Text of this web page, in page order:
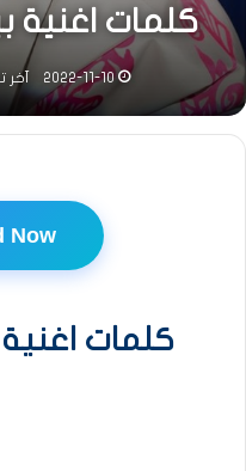
كلمات اغنية
2022-11-10 آخر
Now
كلمات اغنية